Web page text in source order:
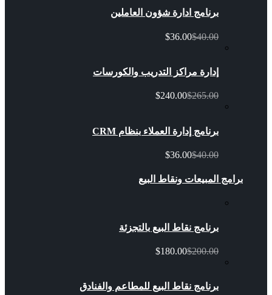
برنامج ادارة شؤون العاملين
$36.00$40.00
إدارة مراكز التدريب والكورسات
$240.00$265.00
برنامج إدارة العملاء بنظام CRM
$36.00$40.00
برامج المبيعات ونقاط البيع
برنامج نقاط البيع بالتجزئة
$180.00$200.00
برنامج نقاط البيع للمطاعم والفنادق